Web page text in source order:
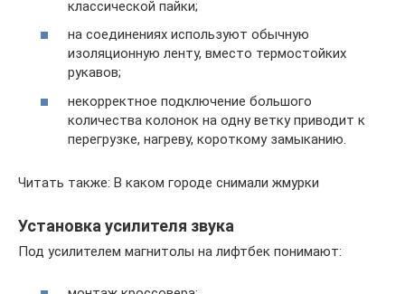
классической пайки;
на соединениях используют обычную
изоляционную ленту, вместо термостойких
рукавов;
некорректное подключение большого
количества колонок на одну ветку приводит к
перегрузке, нагреву, короткому замыканию.
Читать также: В каком городе снимали жмурки
Установка усилителя звука
Под усилителем магнитолы на лифтбек понимают: